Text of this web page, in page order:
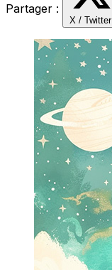
Partager :
X / Twitter